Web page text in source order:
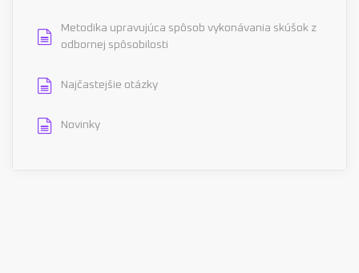
Metodika upravujúca spôsob vykonávania skúšok z
odbornej spôsobilosti
Najčastejšie otázky
Novinky